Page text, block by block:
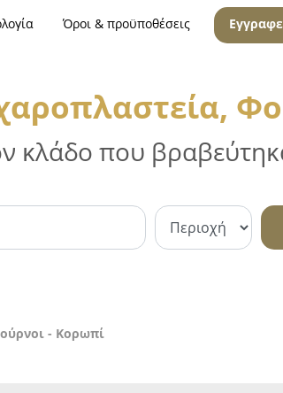
Όροι & προϋποθέσεις
κλάδο που
- Κορωπί